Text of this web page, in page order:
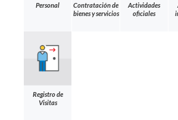
Personal
Contratación de
bienes y servicios
Actividades
oficiales
Registro de
Visitas